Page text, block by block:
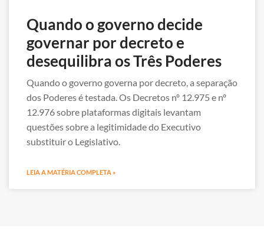
Quando o governo decide
governar por decreto e
desequilibra os Três Poderes
Quando o governo governa por decreto, a separação
dos Poderes é testada. Os Decretos nº 12.975 e nº
12.976 sobre plataformas digitais levantam
questões sobre a legitimidade do Executivo
substituir o Legislativo.
LEIA A MATÉRIA COMPLETA »